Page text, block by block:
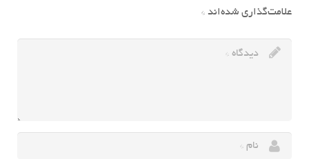
علامت‌گذاری شده‌اند *